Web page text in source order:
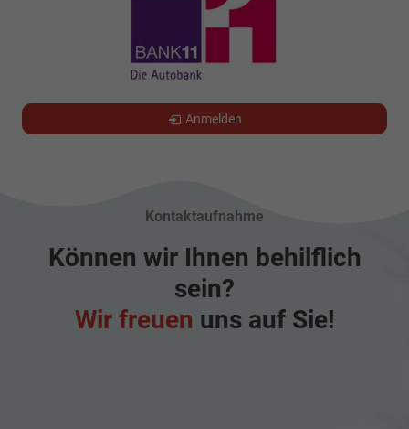
Anmelden
Kontaktaufnahme
Können wir Ihnen behilflich
sein?
Wir freuen uns auf Sie!